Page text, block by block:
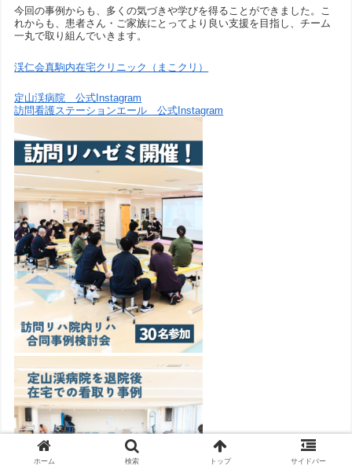
今回の事例からも、多くの気づきや学びを得ることができました。こ
れからも、患者さん・ご家族にとってより良い支援を目指し、チーム
一丸で取り組んでいきます。
渓仁会真駒内在宅クリニック（まこクリ）
定山渓病院 公式Instagram
訪問看護ステーションエール 公式Instagram
ホーム 検索 トップ サイドバー